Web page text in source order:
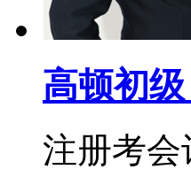
高顿初
注册考